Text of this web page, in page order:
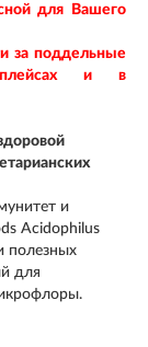
для Вашего
за поддельные
и в
и
Acidophilus
полезных
для